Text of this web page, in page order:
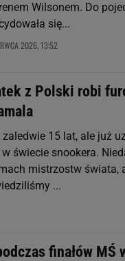
Wilsonem. Do
się...
2026, 13:52
z Polski robi
15 lat, ale już
świecie snookera.
mistrzostw świata,
...
finałów